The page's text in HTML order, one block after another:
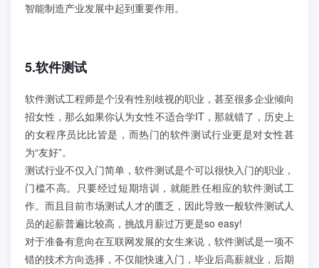
智能制造产业发展中起到重要作用。
5.软件测试
软件测试工程师是个没有性别歧视的职业，甚至很多企业倾向
招女性，那么如果你认为女性不适合学IT，那就错了，历史上
的女程序员比比皆是，而热门的软件测试行业更是对女性甚
为“友好”。
测试行业不仅入门简单，软件测试是个可以很快入门的职业，
门槛不高。只要经过短期培训，就能胜任相应的软件测试工
作。而且目前市场测试人才的匮乏，因此导致一般软件测试人
员的起薪普遍比较高，挑战月薪过万更是so easy!
对于准备有意向在互联网发展的女生来说，软件测试是一项不
错的技术方向选择，不仅能快速入门，毕业后高薪就业，后期